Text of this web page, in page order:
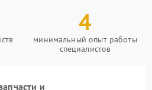
4
минимальный опыт работы
специалистов
и